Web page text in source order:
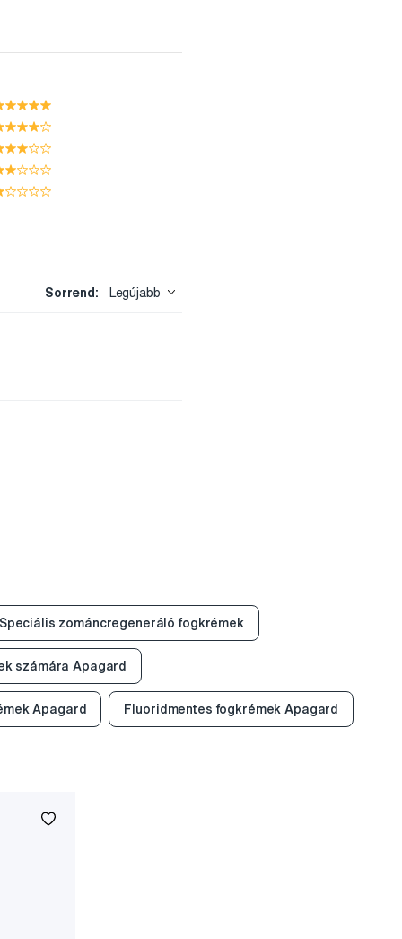
Sorrend: Legújabb
Speciális zománcregeneráló fogkrémek
számára Apagard
Apagard Fluoridmentes fogkrémek Apagard